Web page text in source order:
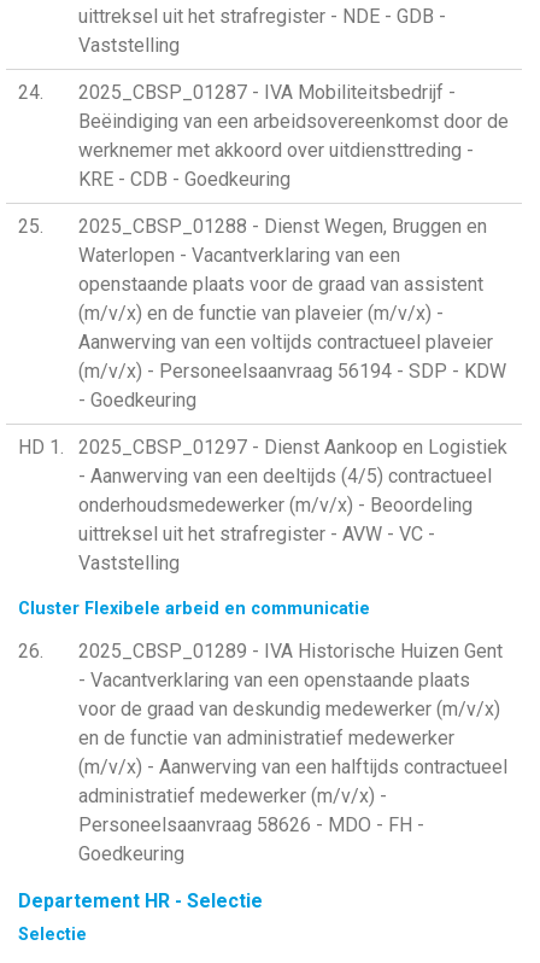
uittreksel uit het strafregister - NDE - GDB -
Vaststelling
24
2025_CBSP_01287 - IVA Mobiliteitsbedrijf -
Beëindiging van een arbeidsovereenkomst door de
werknemer met akkoord over uitdiensttreding -
KRE - CDB - Goedkeuring
25
2025_CBSP_01288 - Dienst Wegen, Bruggen en
Waterlopen - Vacantverklaring van een
openstaande plaats voor de graad van assistent
(m/v/x) en de functie van plaveier (m/v/x) -
Aanwerving van een voltijds contractueel plaveier
(m/v/x) - Personeelsaanvraag 56194 - SDP - KDW
- Goedkeuring
HD 1
2025_CBSP_01297 - Dienst Aankoop en Logistiek
- Aanwerving van een deeltijds (4/5) contractueel
onderhoudsmedewerker (m/v/x) - Beoordeling
uittreksel uit het strafregister - AVW - VC -
Vaststelling
Cluster Flexibele arbeid en communicatie
26
2025_CBSP_01289 - IVA Historische Huizen Gent
- Vacantverklaring van een openstaande plaats
voor de graad van deskundig medewerker (m/v/x)
en de functie van administratief medewerker
(m/v/x) - Aanwerving van een halftijds contractueel
administratief medewerker (m/v/x) -
Personeelsaanvraag 58626 - MDO - FH -
Goedkeuring
Departement HR - Selectie
Selectie